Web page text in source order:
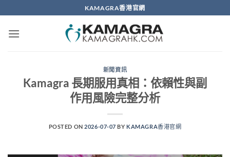
to
content
KAMAGRA香港官網
新聞資訊
Kamagra 長期服用真相：依賴性與副
作用風險完整分析
POSTED ON2026-07-07 BYKAMAGRA香港官網